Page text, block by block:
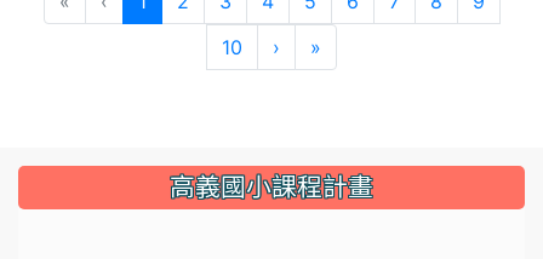
10
› »
::: 高義國小課程計畫